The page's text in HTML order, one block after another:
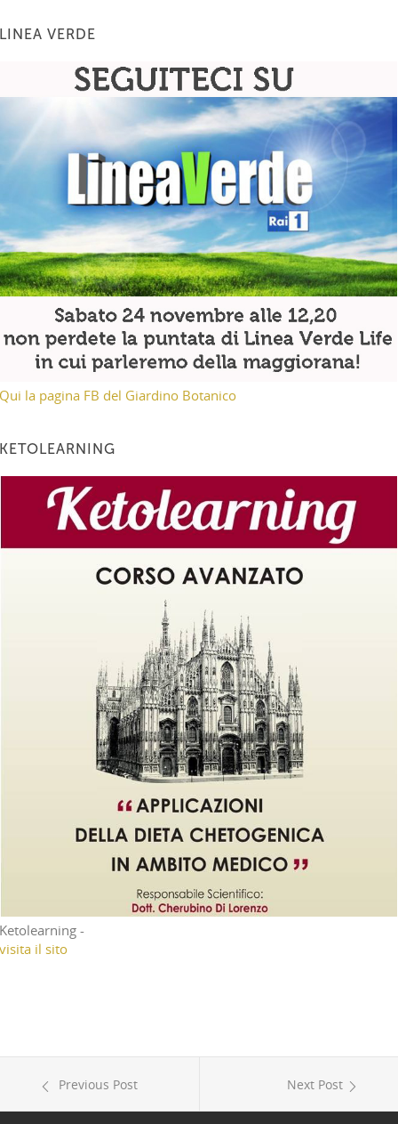
LINEA VERDE
Qui la pagina FB del Giardino Botanico
KETOLEARNING
Ketolearning -
visita il sito
Previous Post Next Post